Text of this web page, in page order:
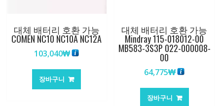
대체 배터리 호환 가능
COMEN NC10 NC10A NC12A
103,040₩
장바구니
대체 배터리 호환 가능
Mindray 115-018012-00
MB583-3S3P 022-000008-
00
64,775₩
장바구니